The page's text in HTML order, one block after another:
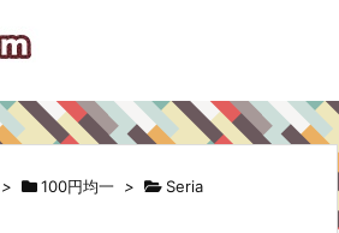
> 100円均一 > Seria